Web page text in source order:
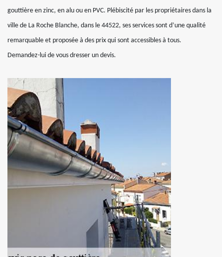
gouttière en zinc, en alu ou en PVC. Plébiscité par les propriétaires dans la
ville de La Roche Blanche, dans le 44522, ses services sont d’une qualité
remarquable et proposée à des prix qui sont accessibles à tous.
Demandez-lui de vous dresser un devis.